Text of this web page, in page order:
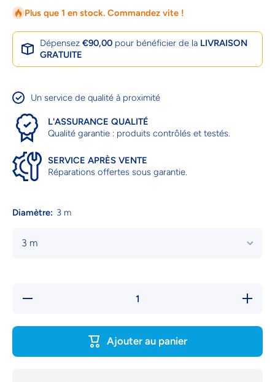
Plus que 1 en stock. Commandez vite !
Dépensez €90,00 pour bénéficier de la LIVRAISON
GRATUITE
Un service de qualité à proximité
L'ASSURANCE QUALITÉ
Qualité garantie : produits contrôlés et testés.
SERVICE APRÈS VENTE
Réparations offertes sous garantie.
Diamètre: 3 m
Réduire la
la
RONDE
Ajouter au panier